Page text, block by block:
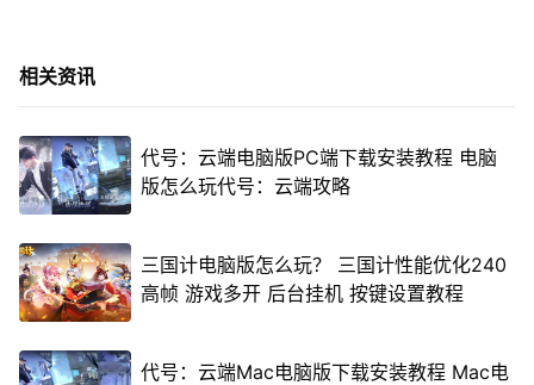
相关资讯
代号：云端电脑版PC端下载安装教程 电脑
版怎么玩代号：云端攻略
三国计电脑版怎么玩？ 三国计性能优化240
高帧 游戏多开 后台挂机 按键设置教程
代号：云端Mac电脑版下载安装教程 Mac电